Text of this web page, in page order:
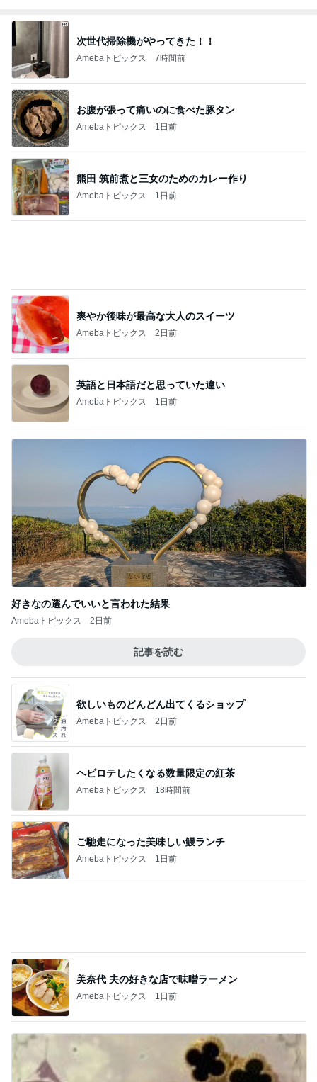
お腹が張って痛いのに食べた豚タン
Amebaトピックス 1日前
熊田 筑前煮と三女のためのカレー作り
Amebaトピックス 1日前
英語と日本語だと思っていた違い
Amebaトピックス 1日前
好きなの選んでいいと言われた結果
Amebaトピックス 2日前
記事を読む
Amebaトピックス 2日前
ヘビロテしたくなる数量限定の紅茶
Amebaトピックス 18時間前
ご馳走になった美味しい鰻ランチ
Amebaトピックス 1日前